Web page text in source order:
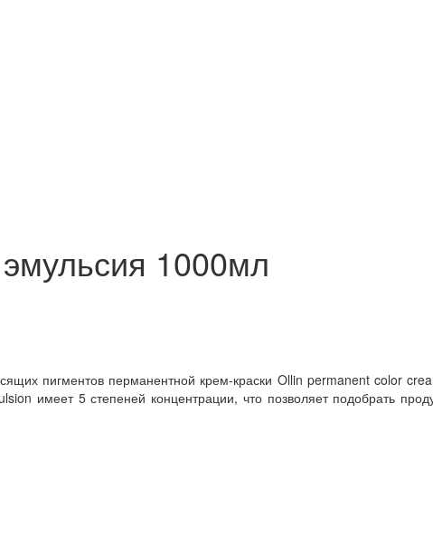
1000мл
пигментов перманентной крем-краски Ollin permanent color
имеет 5 степеней концентрации, что позволяет подобрать